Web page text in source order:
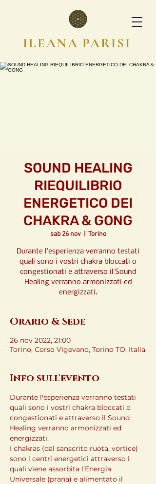
ILEANA PARISI
SOUND HEALING
RIEQUILIBRIO
ENERGETICO DEI
CHAKRA & GONG
sab 26 nov
  |
Torino
Durante l'esperienza verranno testati
quali sono i vostri chakra bloccati o
congestionati e attraverso il Sound
Healing verranno armonizzati ed
energizzati.
Orario & Sede
26 nov 2022, 21:00
Torino, Corso Vigevano, Torino TO, Italia
Info sull'evento
Durante l'esperienza verranno testati
quali sono i vostri chakra bloccati o
congestionati e attraverso il Sound
Healing verranno armonizzati ed
energizzati.
I chakras (dal sanscrito ruota, vortice)
sono i centri energetici attraverso i
quali viene assorbita l’Energia
Universale (prana) e alimentato il